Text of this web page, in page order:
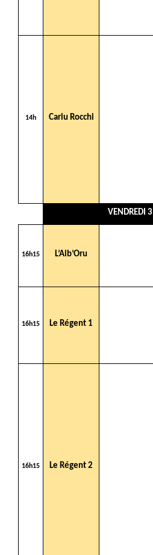
14h Carlu Rocchi
VENDREDI 3
16h15 L’Alb’Oru
16h15 Le Régent 1
16h15 Le Régent 2